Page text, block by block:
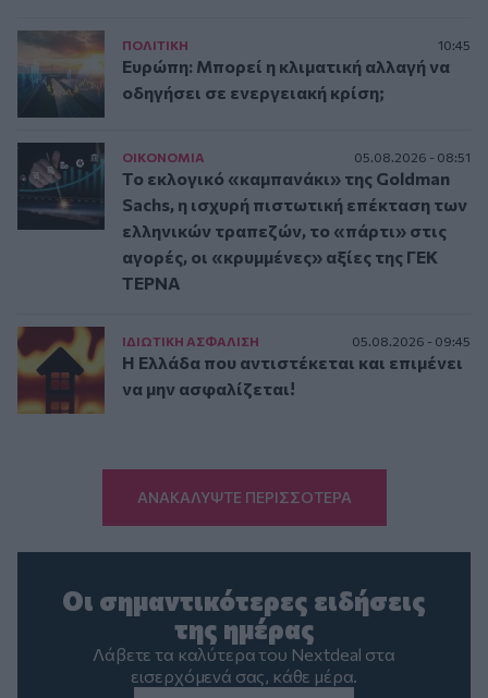
ΠΟΛΙΤΙΚΗ 10:45
Ευρώπη: Μπορεί η κλιματική αλλαγή να
οδηγήσει σε ενεργειακή κρίση;
ΟΙΚΟΝΟΜΙΑ 05.08.2026 - 08:51
Το εκλογικό «καμπανάκι» της Goldman
Sachs, η ισχυρή πιστωτική επέκταση των
ελληνικών τραπεζών, το «πάρτι» στις
αγορές, οι «κρυμμένες» αξίες της ΓΕΚ
ΤΕΡΝΑ
ΙΔΙΩΤΙΚΗ ΑΣΦAΛΙΣΗ 05.08.2026 - 09:45
Η Ελλάδα που αντιστέκεται και επιμένει
να μην ασφαλίζεται!
ΑΝΑΚΑΛΥΨΤΕ ΠΕΡΙΣΣΟΤΕΡΑ
Οι σημαντικότερες ειδήσεις
της ημέρας
Λάβετε τα καλύτερα του Nextdeal στα
εισερχόμενά σας, κάθε μέρα.